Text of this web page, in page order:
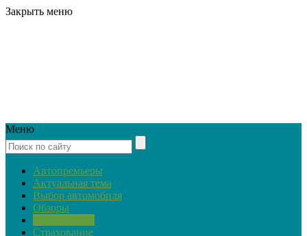
Закрыть меню
Меню
Автопремьеры
Актуальная тема
Выбор автомобиля
Обзоры
Страхование